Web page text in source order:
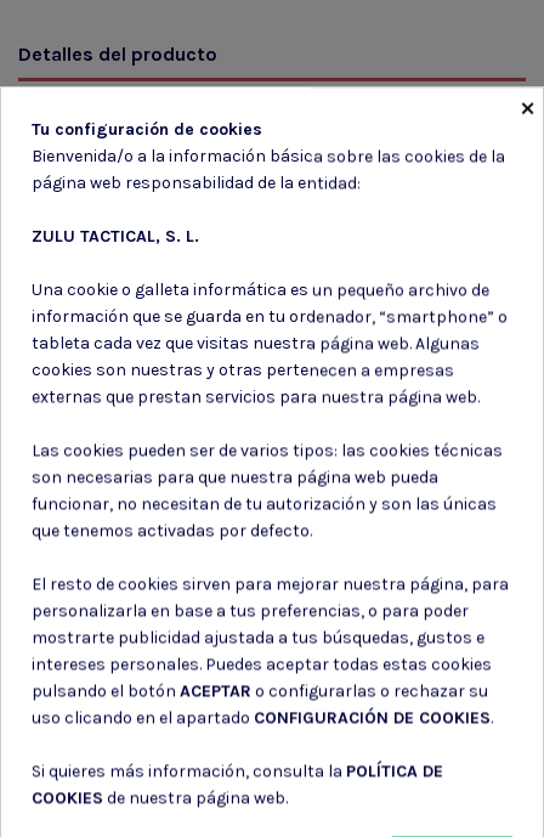
Detalles del producto
ean13 5055273048759
Consiento el uso de mis datos para los fines indicados en la
Política de privacidad
Consiento el uso de mis datos personales para recibir publicidad
de su entidad.
×
Tu configuración de cookies
Bienvenida/o a la información básica sobre las cookies de la
página web responsabilidad de la entidad:
ZULU TACTICAL, S. L.
Una cookie o galleta informática es un pequeño archivo de
información que se guarda en tu ordenador, “smartphone” o
tableta cada vez que visitas nuestra página web. Algunas
cookies son nuestras y otras pertenecen a empresas
externas que prestan servicios para nuestra página web.
Las cookies pueden ser de varios tipos: las cookies técnicas
son necesarias para que nuestra página web pueda
funcionar, no necesitan de tu autorización y son las únicas
que tenemos activadas por defecto.
El resto de cookies sirven para mejorar nuestra página, para
personalizarla en base a tus preferencias, o para poder
mostrarte publicidad ajustada a tus búsquedas, gustos e
intereses personales. Puedes aceptar todas estas cookies
pulsando el botón ACEPTAR o configurarlas o rechazar su
uso clicando en el apartado CONFIGURACIÓN DE COOKIES.
Si quieres más información, consulta la POLÍTICA DE
COOKIES de nuestra página web.